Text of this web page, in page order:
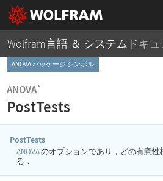
Wolfram言語 ＆ システム ドキ
ANOVA パッケージ シンボル
ANOVA`
PostTests
PostTests
ANOVAのオプションであり，どの有意
る．